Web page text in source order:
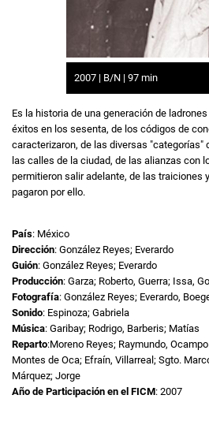
2007 | B/N | 97 min
Es la historia de una generación de
éxitos en los sesenta, de los códigos de
caracterizaron, de las diversas "categorías"
las calles de la ciudad, de las alianzas con
permitieron salir adelante, de las traiciones
pagaron por ello.
País: México
Dirección: González Reyes; Everardo
Guión: González Reyes; Everardo
Producción: Garza; Roberto, Guerra; Issa,
Fotografía: González Reyes; Everardo,
Sonido: Espinoza; Gabriela
Música: Garibay; Rodrigo, Barberis; Matías
Reparto:Moreno Reyes; Raymundo,
Montes de Oca; Efraín, Villarreal; Sgto.
Márquez; Jorge
Año de Participación en el FICM: 2007